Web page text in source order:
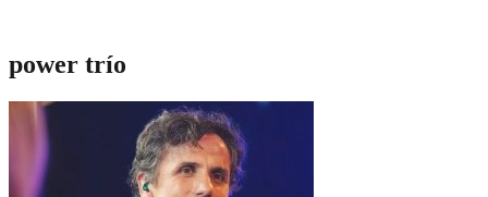
power trío